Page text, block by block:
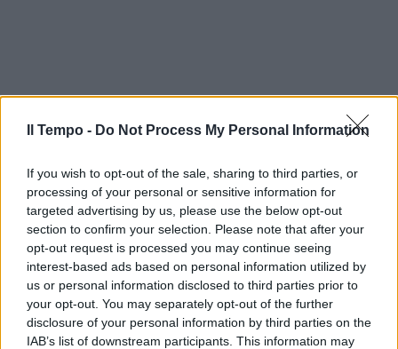
Il Tempo - Do Not Process My Personal Information
If you wish to opt-out of the sale, sharing to third parties, or
processing of your personal or sensitive information for
targeted advertising by us, please use the below opt-out
section to confirm your selection. Please note that after your
opt-out request is processed you may continue seeing
interest-based ads based on personal information utilized by
us or personal information disclosed to third parties prior to
your opt-out. You may separately opt-out of the further
disclosure of your personal information by third parties on the
IAB’s list of downstream participants. This information may